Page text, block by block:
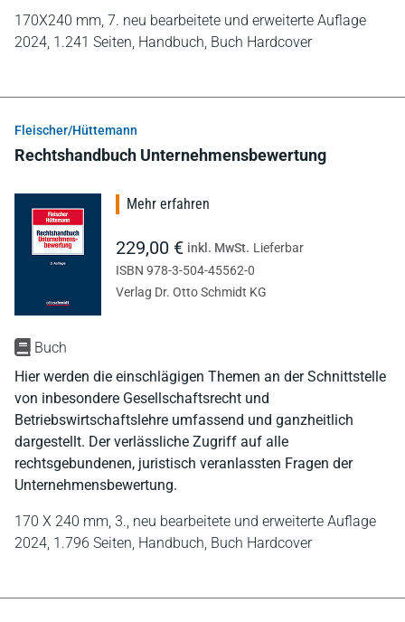
170X240 mm, 7. neu bearbeitete und erweiterte Auflage
2024, 1.241 Seiten, Handbuch, Buch Hardcover
Fleischer/Hüttemann
Rechtshandbuch Unternehmensbewertung
Buch
Hier werden die einschlägigen Themen an der Schnittstelle
von inbesondere Gesellschaftsrecht und
Betriebswirtschaftslehre umfassend und ganzheitlich
dargestellt. Der verlässliche Zugriff auf alle
rechtsgebundenen, juristisch veranlassten Fragen der
Unternehmensbewertung.
170 X 240 mm, 3., neu bearbeitete und erweiterte Auflage
2024, 1.796 Seiten, Handbuch, Buch Hardcover
Mehr erfahren
229,00 € inkl. MwSt. Lieferbar
ISBN 978-3-504-45562-0
Verlag Dr. Otto Schmidt KG